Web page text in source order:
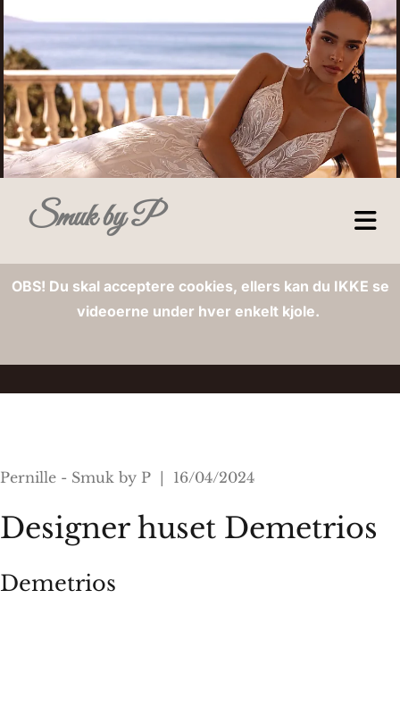
Smuk by P
OBS! Du skal acceptere cookies, ellers kan du IKKE se
videoerne under hver enkelt kjole.
Pernille - Smuk by P | 16/04/2024
Designer huset Demetrios
Demetrios